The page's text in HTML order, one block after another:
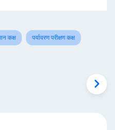
कक्ष पर्यावरण परीक्षण कक्ष